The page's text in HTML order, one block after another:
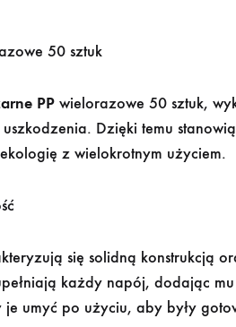
50 sztuk
PP wielorazowe 50 sztuk,
Dzięki temu
z wielokrotnym użyciem.
się solidną konstrukcją
każdy napój, dodając mu
je umyć po użyciu, aby były